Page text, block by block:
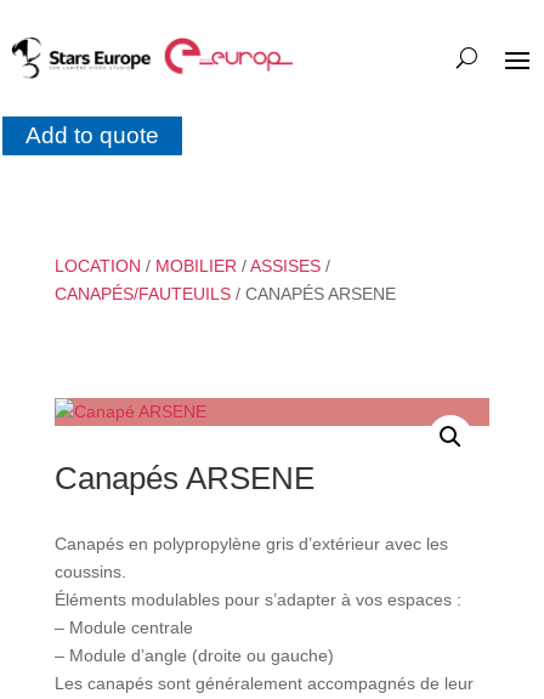
Add to quote
LOCATION / MOBILIER /ASSISES/
CANAPÉS/FAUTEUILS/ CANAPÉS ARSENE
Canapés ARSENE
Canapés en polypropylène gris d’extérieur avec les
coussins.
Éléments modulables pour s’adapter à vos espaces :
– Module centrale
– Module d’angle (droite ou gauche)
Les canapés sont généralement accompagnés de leur